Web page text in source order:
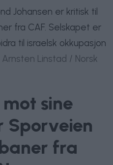
Johansen er kritisk til
fra CAF. Selskapet er
til israelsk okkupasjon
Arnsten Linstad / Norsk
sine
Sporveien
fra